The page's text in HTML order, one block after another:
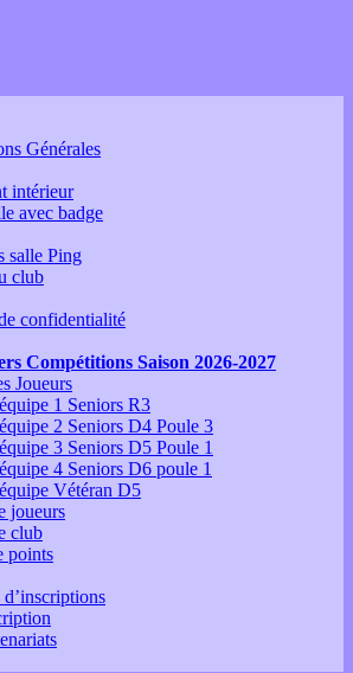
Générales
intérieur
avec badge
salle Ping
club
confidentialité
Compétitions Saison 2026-2027
Joueurs
1 Seniors R3
2 Seniors D4 Poule 3
3 Seniors D5 Poule 1
4 Seniors D6 poule 1
Vétéran D5
joueurs
club
points